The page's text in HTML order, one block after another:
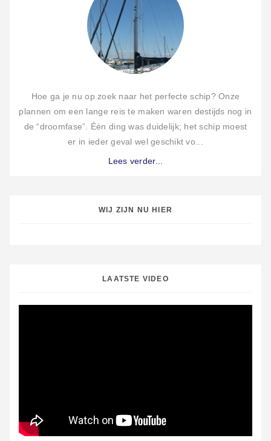
Hoe ga je nu op zoek naar het perfecte schip? Onze
plannen om een lange reis te maken waren destijds nog in
de “droomfase”. Één ding was duidelijk; het schip moest
er in ieder geval wel geschikt vo...
Lees verder...
WIJ ZIJN NU HIER
LAATSTE VIDEO